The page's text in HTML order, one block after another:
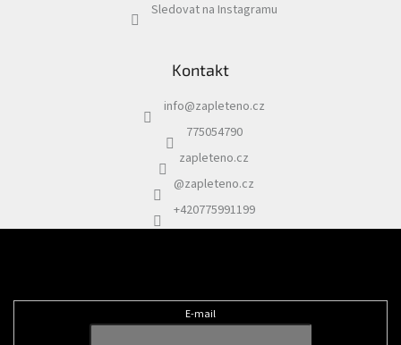
Sledovat na Instagramu
Kontakt
info@zapleteno.cz
775054790
zapleteno.cz
@zapleteno.cz
+420775991199
E-mail